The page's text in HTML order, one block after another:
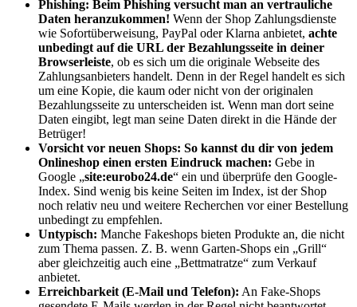
Phishing: Beim Phishing versucht man an vertrauliche
Daten heranzukommen! Wenn der Shop Zahlungsdienste
wie Sofortüberweisung, PayPal oder Klarna anbietet, achte
unbedingt auf die URL der Bezahlungsseite in deiner
Browserleiste, ob es sich um die originale Webseite des
Zahlungsanbieters handelt. Denn in der Regel handelt es sich
um eine Kopie, die kaum oder nicht von der originalen
Bezahlungsseite zu unterscheiden ist. Wenn man dort seine
Daten eingibt, legt man seine Daten direkt in die Hände der
Betrüger!
Vorsicht vor neuen Shops: So kannst du dir von jedem
Onlineshop einen ersten Eindruck machen: Gebe in
Google „site:eurobo24.de“ ein und überprüfe den Google-
Index. Sind wenig bis keine Seiten im Index, ist der Shop
noch relativ neu und weitere Recherchen vor einer Bestellung
unbedingt zu empfehlen.
Untypisch: Manche Fakeshops bieten Produkte an, die nicht
zum Thema passen. Z. B. wenn Garten-Shops ein „Grill“
aber gleichzeitig auch eine „Bettmatratze“ zum Verkauf
anbietet.
Erreichbarkeit (E-Mail und Telefon): An Fake-Shops